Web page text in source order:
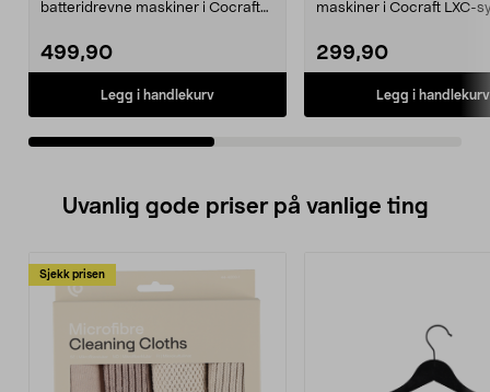
batteridrevne maskiner i Cocraft
499,90
Legg i handlekurv
maskiner i Cocraft LXC-
299,90
Legg i handlekurv
Uvanlig gode priser på vanlige ting
Sjekk prisen